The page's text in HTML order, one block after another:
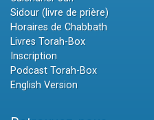
Sidour (livre de prière)
Horaires de Chabbath
Livres Torah-Box
Inscription
Podcast Torah-Box
English Version